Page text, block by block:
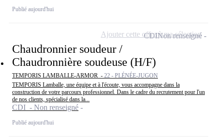
Publié aujourd'hui
Chaudronnier soudeur /
Chaudronnière soudeuse (H/F)
TEMPORIS LAMBALLE-ARMOR - 22 - PLÉNÉE-JUGON
TEMPORIS Lamballe, une équipe et à l'écoute, vous accompagne dans la
construction de votre parcours professionnel. Dans le cadre du recrutement pour l'un
de nos clients, spécialisé dans la...
CDI - Non renseigné
Publié aujourd'hui
CDINon renseigné
Ajouter cette offre à ma sélection